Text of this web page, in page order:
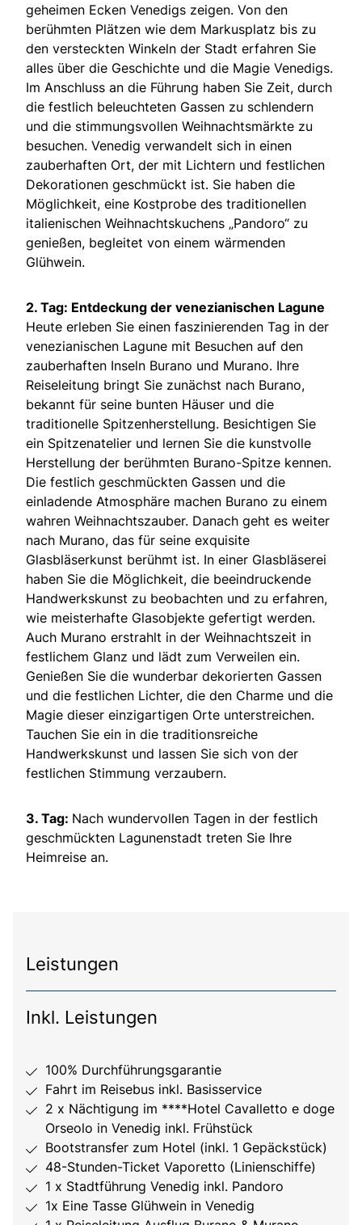
geheimen Ecken Venedigs zeigen. Von den
berühmten Plätzen wie dem Markusplatz bis zu
den versteckten Winkeln der Stadt erfahren Sie
alles über die Geschichte und die Magie Venedigs.
Im Anschluss an die Führung haben Sie Zeit, durch
die festlich beleuchteten Gassen zu schlendern
und die stimmungsvollen Weihnachtsmärkte zu
besuchen. Venedig verwandelt sich in einen
zauberhaften Ort, der mit Lichtern und festlichen
Dekorationen geschmückt ist. Sie haben die
Möglichkeit, eine Kostprobe des traditionellen
italienischen Weihnachtskuchens „Pandoro“ zu
genießen, begleitet von einem wärmenden
Glühwein.
2. Tag: Entdeckung der venezianischen Lagune
Heute erleben Sie einen faszinierenden Tag in der
venezianischen Lagune mit Besuchen auf den
zauberhaften Inseln Burano und Murano. Ihre
Reiseleitung bringt Sie zunächst nach Burano,
bekannt für seine bunten Häuser und die
traditionelle Spitzenherstellung. Besichtigen Sie
ein Spitzenatelier und lernen Sie die kunstvolle
Herstellung der berühmten Burano-Spitze kennen.
Die festlich geschmückten Gassen und die
einladende Atmosphäre machen Burano zu einem
wahren Weihnachtszauber. Danach geht es weiter
nach Murano, das für seine exquisite
Glasbläserkunst berühmt ist. In einer Glasbläserei
haben Sie die Möglichkeit, die beeindruckende
Handwerkskunst zu beobachten und zu erfahren,
wie meisterhafte Glasobjekte gefertigt werden.
Auch Murano erstrahlt in der Weihnachtszeit in
festlichem Glanz und lädt zum Verweilen ein.
Genießen Sie die wunderbar dekorierten Gassen
und die festlichen Lichter, die den Charme und die
Magie dieser einzigartigen Orte unterstreichen.
Tauchen Sie ein in die traditionsreiche
Handwerkskunst und lassen Sie sich von der
festlichen Stimmung verzaubern.
3. Tag: Nach wundervollen Tagen in der festlich
geschmückten Lagunenstadt treten Sie Ihre
Heimreise an.
Leistungen
Inkl. Leistungen
100% Durchführungsgarantie
Fahrt im Reisebus inkl. Basisservice
2 x Nächtigung im ****Hotel Cavalletto e doge
Orseolo in Venedig inkl. Frühstück
Bootstransfer zum Hotel (inkl. 1 Gepäckstück)
48-Stunden-Ticket Vaporetto (Linienschiffe)
1 x Stadtführung Venedig inkl. Pandoro
1x Eine Tasse Glühwein in Venedig